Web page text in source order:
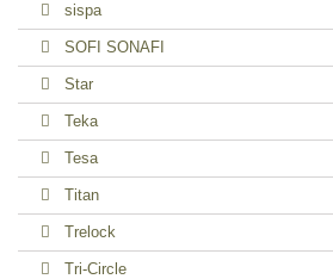
sispa
SOFI SONAFI
Star
Teka
Tesa
Titan
Trelock
Tri-Circle